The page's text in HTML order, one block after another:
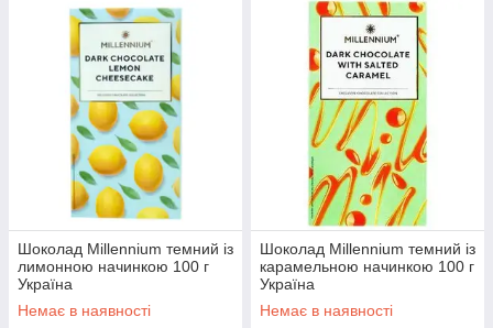
Шоколад Millennium темний із
лимонною начинкою 100 г
Україна
Немає в наявності
Шоколад Millennium темний із
карамельною начинкою 100 г
Україна
Немає в наявності